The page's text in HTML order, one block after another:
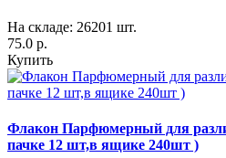
На складе: 26201 шт.
75.0 р.
Купить
Флакон Парфюмерный для
пачке 12 шт,в ящике 240шт )